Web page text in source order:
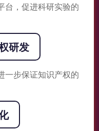
台，促进科研实验的
研发
一步保证知识产权的